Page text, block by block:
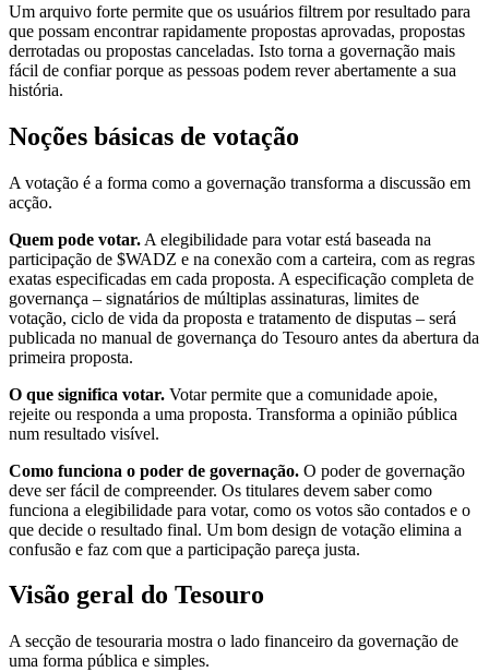
Um arquivo forte permite que os usuários filtrem por resultado para
que possam encontrar rapidamente propostas aprovadas, propostas
derrotadas ou propostas canceladas. Isto torna a governação mais
fácil de confiar porque as pessoas podem rever abertamente a sua
história.
Noções básicas de votação
A votação é a forma como a governação transforma a discussão em
acção.
Quem pode votar. A elegibilidade para votar está baseada na
participação de $WADZ e na conexão com a carteira, com as regras
exatas especificadas em cada proposta. A especificação completa de
governança – signatários de múltiplas assinaturas, limites de
votação, ciclo de vida da proposta e tratamento de disputas – será
publicada no manual de governança do Tesouro antes da abertura da
primeira proposta.
O que significa votar. Votar permite que a comunidade apoie,
rejeite ou responda a uma proposta. Transforma a opinião pública
num resultado visível.
Como funciona o poder de governação. O poder de governação
deve ser fácil de compreender. Os titulares devem saber como
funciona a elegibilidade para votar, como os votos são contados e o
que decide o resultado final. Um bom design de votação elimina a
confusão e faz com que a participação pareça justa.
Visão geral do Tesouro
A secção de tesouraria mostra o lado financeiro da governação de
uma forma pública e simples.